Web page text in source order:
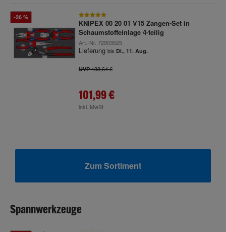
-26 %
KNIPEX 00 20 01 V15 Zangen-Set in
Schaumstoffeinlage 4-teilig
Art.-Nr. 72903525
Lieferung bis Di., 11. Aug.
UVP138,64 €
101,99 €
inkl. MwSt.
Zum Sortiment
Spannwerkzeuge